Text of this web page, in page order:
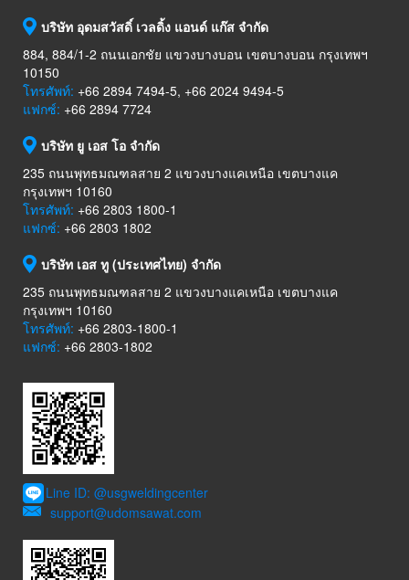
บริษัท อุดมสวัสดิ์ เวลดิ้ง แอนด์ แก๊ส จำกัด
884, 884/1-2 ถนนเอกชัย แขวงบางบอน เขตบางบอน กรุงเทพฯ
10150
โทรศัพท์: +66 2894 7494-5, +66 2024 9494-5
แฟกซ์: +66 2894 7724
บริษัท ยู เอส โอ จำกัด
235 ถนนพุทธมณฑลสาย 2 แขวงบางแคเหนือ เขตบางแค
กรุงเทพฯ 10160
โทรศัพท์: +66 2803 1800-1
แฟกซ์: +66 2803 1802
บริษัท เอส ทู (ประเทศไทย) จำกัด
235 ถนนพุทธมณฑลสาย 2 แขวงบางแคเหนือ เขตบางแค
กรุงเทพฯ 10160
โทรศัพท์: +66 2803-1800-1
แฟกซ์: +66 2803-1802
Line ID: @usgweldingcenter
support@udomsawat.com